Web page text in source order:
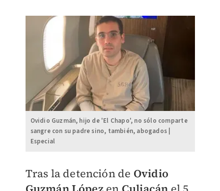
Ovidio Guzmán, hijo de 'El Chapo', no sólo comparte
sangre con su padre sino, también, abogados |
Especial
Tras la detención de Ovidio